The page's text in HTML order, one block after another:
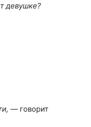
девушке?
— говорит